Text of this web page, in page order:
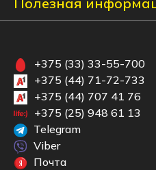
+375 (33) 33-55-700
+375 (44) 71-72-733
+375 (44) 707 41 76
+375 (25) 948 61 13
Telegram
Viber
Почта